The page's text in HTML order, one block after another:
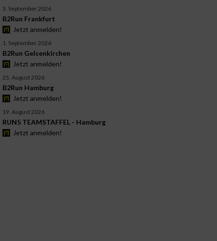
3. September 2026
B2Run Frankfurt
Jetzt anmelden!
1. September 2026
B2Run Gelsenkirchen
Jetzt anmelden!
25. August 2026
B2Run Hamburg
Jetzt anmelden!
19. August 2026
RUN5 TEAMSTAFFEL - Hamburg
Jetzt anmelden!